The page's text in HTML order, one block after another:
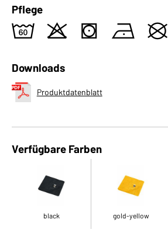
Pflege
4 o s n U
Downloads
Produktdatenblatt
Verfügbare Farben
black gold-yellow